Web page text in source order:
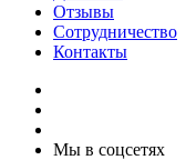
Отзывы
Сотрудничество
Контакты
Мы в соцсетях